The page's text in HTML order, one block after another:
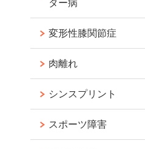
ター病
変形性膝関節症
肉離れ
シンスプリント
スポーツ障害